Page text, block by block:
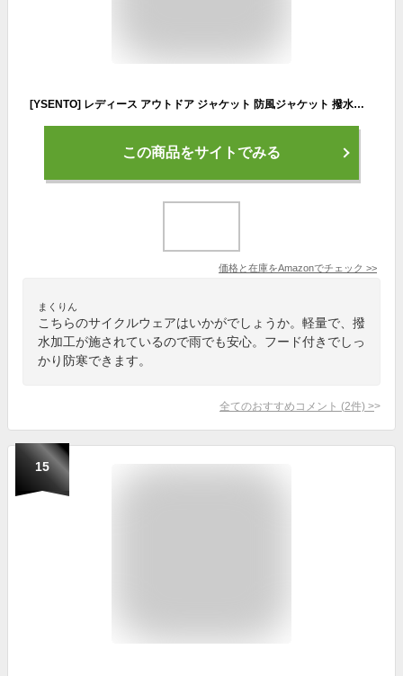
[YSENTO] レディース アウトドア ジャケット 防風ジャケット 撥水加工 多機能 防風透湿 登山 上着 取り外す可能 フード付き 胸ポケット ウインドブレーカー 旅行 四季対応 スポーツ アウター ピンク M
この商品をサイトでみる
価格と在庫をAmazonでチェック >>
まくりん
こちらのサイクルウェアはいかがでしょうか。軽量で、撥
水加工が施されているので雨でも安心。フード付きでしっ
かり防寒できます。
全てのおすすめコメント (2件) >
15